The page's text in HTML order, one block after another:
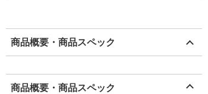
商品概要・商品スペック
商品概要・商品スペック